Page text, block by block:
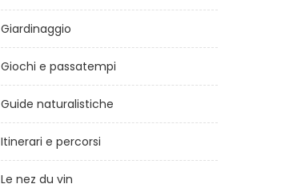
Giardinaggio
Giochi e passatempi
Guide naturalistiche
Itinerari e percorsi
Le nez du vin